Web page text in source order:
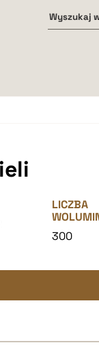
LICZBA
300